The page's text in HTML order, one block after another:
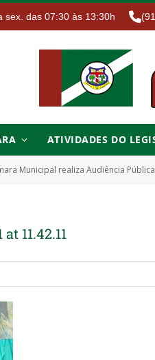
sex. das 07:30 às 13:30h
ATIVIDADES DO
Municipal realiza Audiência
11.42.11